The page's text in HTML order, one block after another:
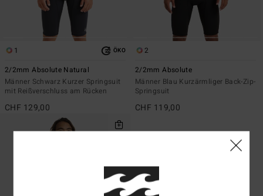
1 ÖKO
2/2mm Absolute Natural
Männer Schwarz Kurzer Springsuit
mit Reißverschluss am Rücken
CHF 129,00
2
2/2mm Absolute
Männer Blau Kurzärmliger Back-Zip-
Springsuit
CHF 119,00